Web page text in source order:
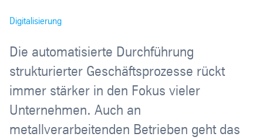
Digitalisierung
Die automatisierte Durchführung
strukturierter Geschäftsprozesse rückt
immer stärker in den Fokus vieler
Unternehmen. Auch an
metallverarbeitenden Betrieben geht das